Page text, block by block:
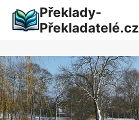
obsah
Překlady-
Překladatelé.cz